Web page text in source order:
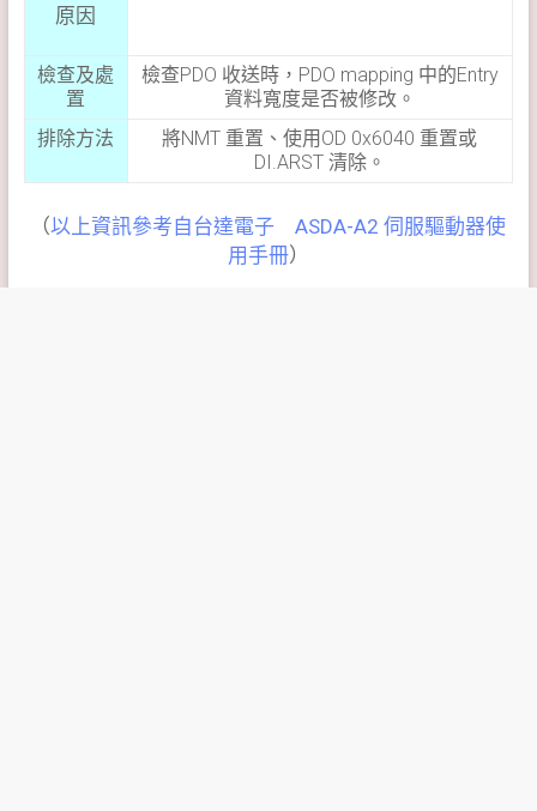
原因
檢查及處
置
檢查PDO 收送時，PDO mapping 中的Entry
資料寬度是否被修改。
排除方法
將NMT 重置、使用OD 0x6040 重置或
DI.ARST 清除。
（以上資訊參考自台達電子 ASDA-A2 伺服驅動器使
用手冊）